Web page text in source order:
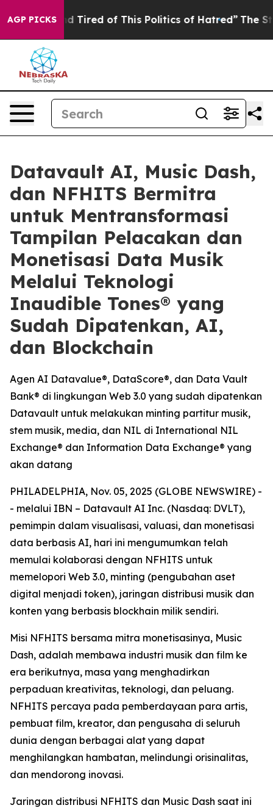
AGP PICKS
and Tired of This Politics of Hatred” The Story
Datavault AI, Music Dash,
dan NFHITS Bermitra
untuk Mentransformasi
Tampilan Pelacakan dan
Monetisasi Data Musik
Melalui Teknologi
Inaudible Tones® yang
Sudah Dipatenkan, AI,
dan Blockchain
Agen AI Datavalue®, DataScore®, dan Data Vault
Bank® di lingkungan Web 3.0 yang sudah dipatenkan
Datavault untuk melakukan minting partitur musik,
stem musik, media, dan NIL di International NIL
Exchange® dan Information Data Exchange® yang
akan datang
PHILADELPHIA, Nov. 05, 2025 (GLOBE NEWSWIRE) -
- melalui IBN – Datavault AI Inc. (Nasdaq: DVLT),
pemimpin dalam visualisasi, valuasi, dan monetisasi
data berbasis AI, hari ini mengumumkan telah
memulai kolaborasi dengan NFHITS untuk
memelopori Web 3.0, minting (pengubahan aset
digital menjadi token), jaringan distribusi musik dan
konten yang berbasis blockhain milik sendiri.
Misi NFHITS bersama mitra monetisasinya, Music
Dash, adalah membawa industri musik dan film ke
era berikutnya, masa yang menghadirkan
perpaduan kreativitas, teknologi, dan peluang.
NFHITS percaya pada pemberdayaan para artis,
pembuat film, kreator, dan pengusaha di seluruh
dunia dengan berbagai alat yang dapat
menghilangkan hambatan, melindungi orisinalitas,
dan mendorong inovasi.
Jaringan distribusi NFHITS dan Music Dash saat ini